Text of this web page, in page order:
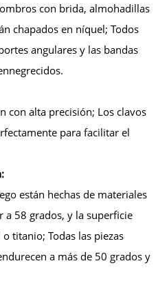
con brida, almohadillas
chapados en níquel; Todos
angulares y las bandas
con alta precisión; Los clavos
para facilitar el
están hechas de materiales
a 58 grados, y la superficie
titanio; Todas las piezas
a más de 50 grados y